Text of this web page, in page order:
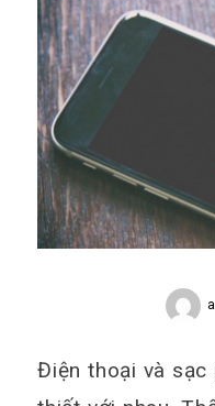
biết
Điện thoại và sạc